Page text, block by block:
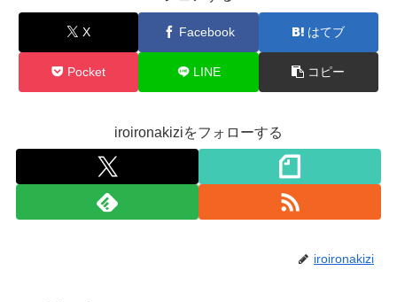
X Facebook はてブ
Pocket LINE コピー
iroironakiziをフォローする
iroironakizi